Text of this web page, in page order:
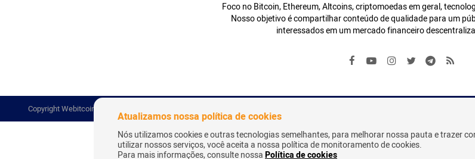
Foco no Bitcoin, Ethereum, Altcoins, criptomoedas em geral,
Nosso objetivo é compartilhar conteúdo de qualidade para um
interessados em um mercado financeiro
Copyright Webitcoin 2018 - Todos os Direitos Reservados
Atualizamos nossa política de cookies
Nós utilizamos cookies e outras tecnologias semelhantes, para melhorar nossa pauta e trazer
utilizar nossos serviços, você aceita a nossa política de monitoramento de cookies.
Para mais informações, consulte nossaPolítica de cookies